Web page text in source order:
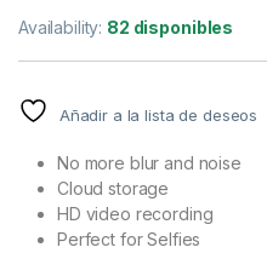
Availability: 82 disponibles
Añadir a la lista de deseos
No more blur and noise
Cloud storage
HD video recording
Perfect for Selfies